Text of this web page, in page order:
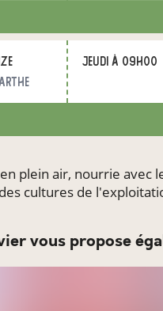
jeudi à 09h00
plein air, nourrie avec
cultures de
vous propose